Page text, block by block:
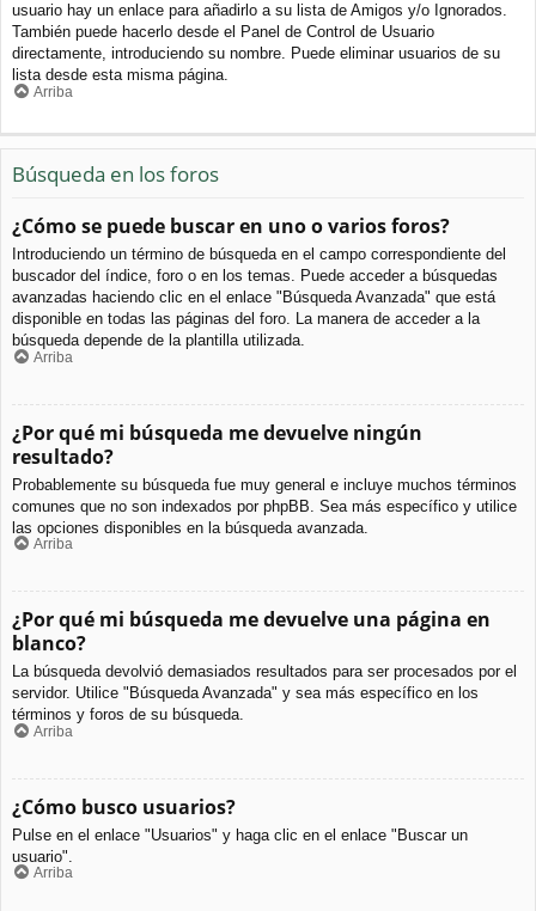
usuario hay un enlace para añadirlo a su lista de Amigos y/o Ignorados.
También puede hacerlo desde el Panel de Control de Usuario
directamente, introduciendo su nombre. Puede eliminar usuarios de su
lista desde esta misma página.
Arriba
Búsqueda en los foros
¿Cómo se puede buscar en uno o varios foros?
Introduciendo un término de búsqueda en el campo correspondiente del
buscador del índice, foro o en los temas. Puede acceder a búsquedas
avanzadas haciendo clic en el enlace "Búsqueda Avanzada" que está
disponible en todas las páginas del foro. La manera de acceder a la
búsqueda depende de la plantilla utilizada.
Arriba
¿Por qué mi búsqueda me devuelve ningún
resultado?
Probablemente su búsqueda fue muy general e incluye muchos términos
comunes que no son indexados por phpBB. Sea más específico y utilice
las opciones disponibles en la búsqueda avanzada.
Arriba
¿Por qué mi búsqueda me devuelve una página en
blanco?
La búsqueda devolvió demasiados resultados para ser procesados por el
servidor. Utilice "Búsqueda Avanzada" y sea más específico en los
términos y foros de su búsqueda.
Arriba
¿Cómo busco usuarios?
Pulse en el enlace "Usuarios" y haga clic en el enlace "Buscar un
usuario".
Arriba